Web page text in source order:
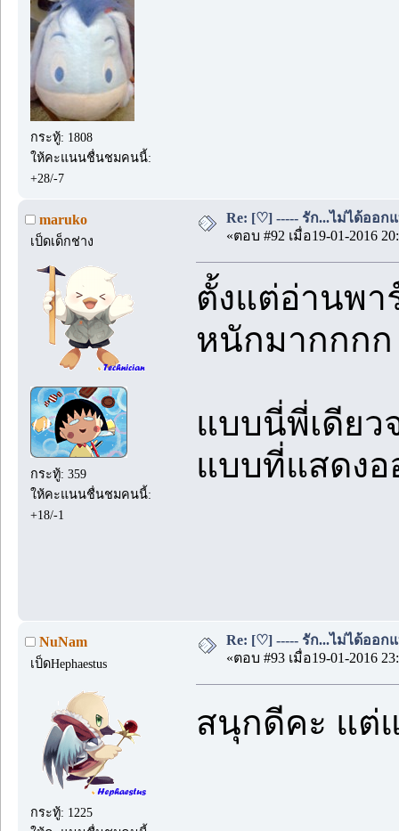
กระทู้: 1808
ให้คะแนนชื่นชมคนนี้:
+28/-7
maruko
เป็ดเด็กช่าง
กระทู้: 359
ให้คะแนนชื่นชมคนนี้:
+18/-1
Re: [♡] ----- รัก...ไม่ได้ออกแ
«ตอบ #92 เมื่อ19-01-2016
ตั้งแต่อ่านพา
หนักมากกกก
แบบนี่พี่เดียว
แบบที่แสดงอ
NuNam
เป็ดHephaestus
กระทู้: 1225
Re: [♡] ----- รัก...ไม่ได้ออกแ
«ตอบ #93 เมื่อ19-01-2016
สนุกดีคะ แต่